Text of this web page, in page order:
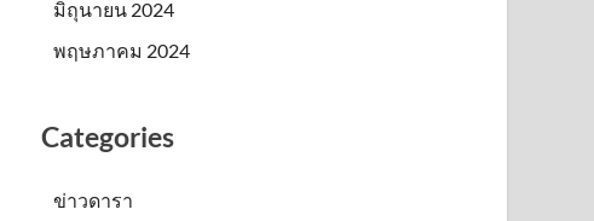
มิถุนายน 2024
พฤษภาคม 2024
Categories
ข่าวดารา